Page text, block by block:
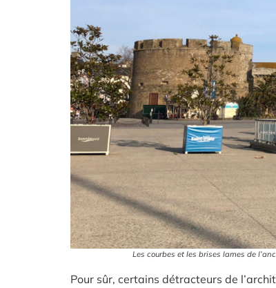
Les courbes et les brises lames de
Pour sûr, certains détracteurs de